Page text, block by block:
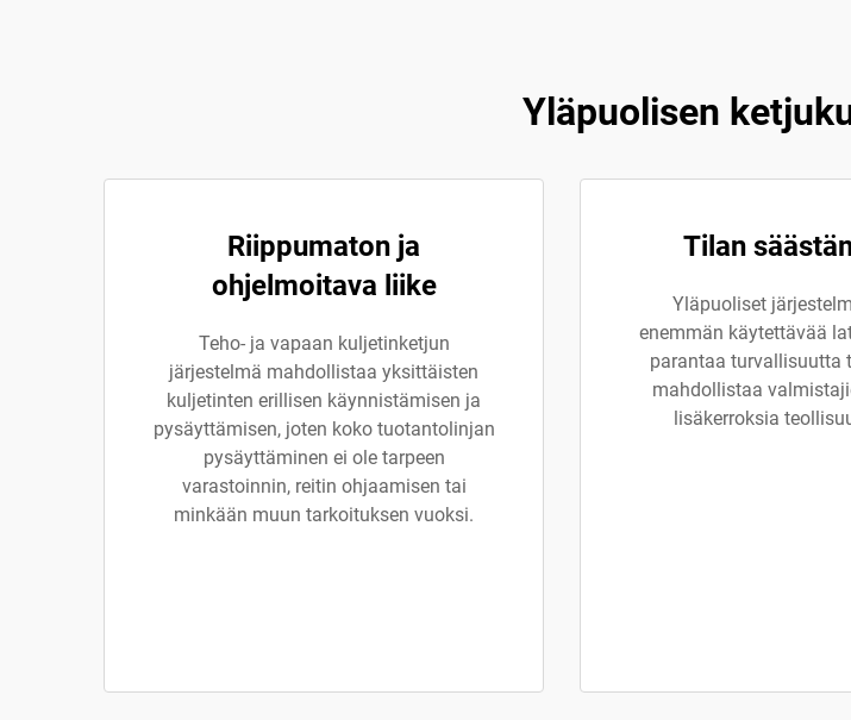
Yläpuolisen
Riippumaton ja
ohjelmoitava liike
Teho- ja vapaan kuljetinketjun
järjestelmä mahdollistaa yksittäisten
kuljetinten erillisen käynnistämisen ja
pysäyttämisen, joten koko tuotantolinjan
pysäyttäminen ei ole tarpeen
varastoinnin, reitin ohjaamisen tai
minkään muun tarkoituksen vuoksi.
Tilan
Yläpuoliset
enemmän käytettävää
parantaa turvallisuutta
mahdollistaa
lisäkerroksia